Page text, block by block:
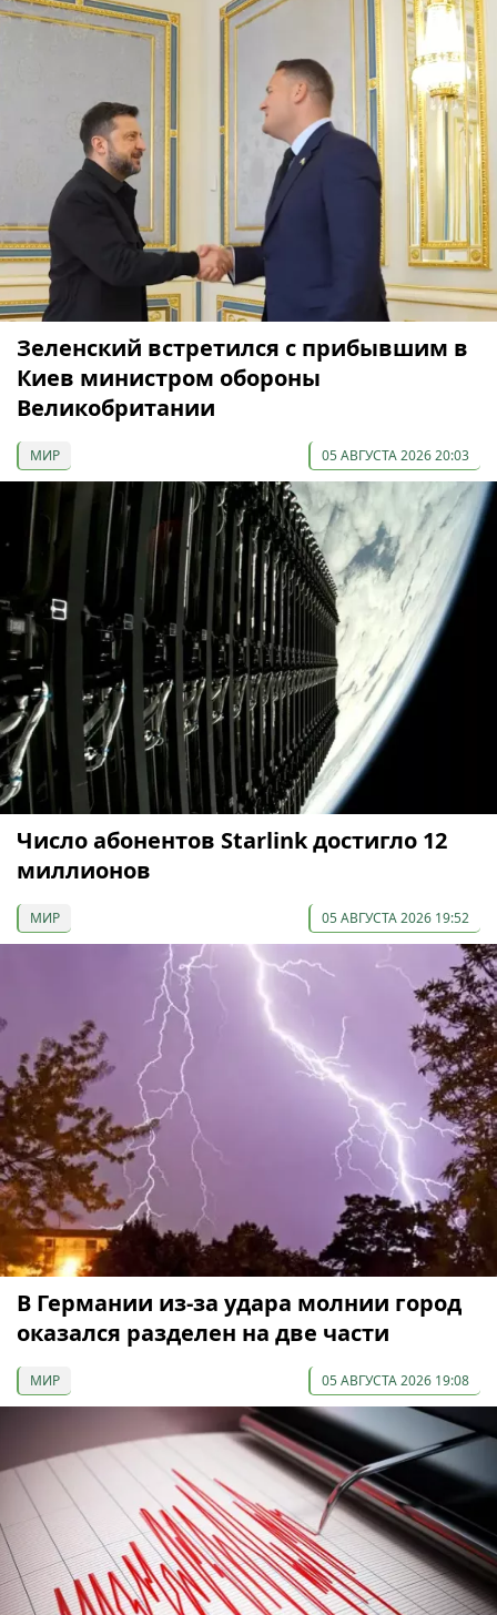
Зеленский встретился с прибывшим в
Киев министром обороны
Великобритании
МИР 05 АВГУСТА 2026 20:03
Число абонентов Starlink достигло 12
миллионов
МИР 05 АВГУСТА 2026 19:52
В Германии из-за удара молнии город
оказался разделен на две части
МИР 05 АВГУСТА 2026 19:08